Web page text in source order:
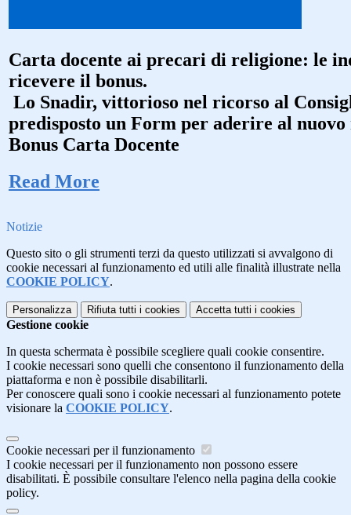
Carta docente ai precari di religione: le
ricevere il bonus.
Lo Snadir, vittorioso nel ricorso al
predisposto un Form per aderire al
Bonus Carta Docente
Read More
Notizie
Questo sito o gli strumenti terzi da questo utilizzati si avvalgono di
cookie necessari al funzionamento ed utili alle finalità illustrate nella
COOKIE POLICY.
Personalizza Rifiuta tutti i cookies Accetta tutti i cookies
Gestione cookie
In questa schermata è possibile scegliere quali cookie consentire.
I cookie necessari sono quelli che consentono il funzionamento della
piattaforma e non è possibile disabilitarli.
Per conoscere quali sono i cookie necessari al funzionamento potete
visionare la COOKIE POLICY.
Cookie necessari per il funzionamento
I cookie necessari per il funzionamento non possono essere
disabilitati. È possibile consultare l'elenco nella pagina della cookie
policy.